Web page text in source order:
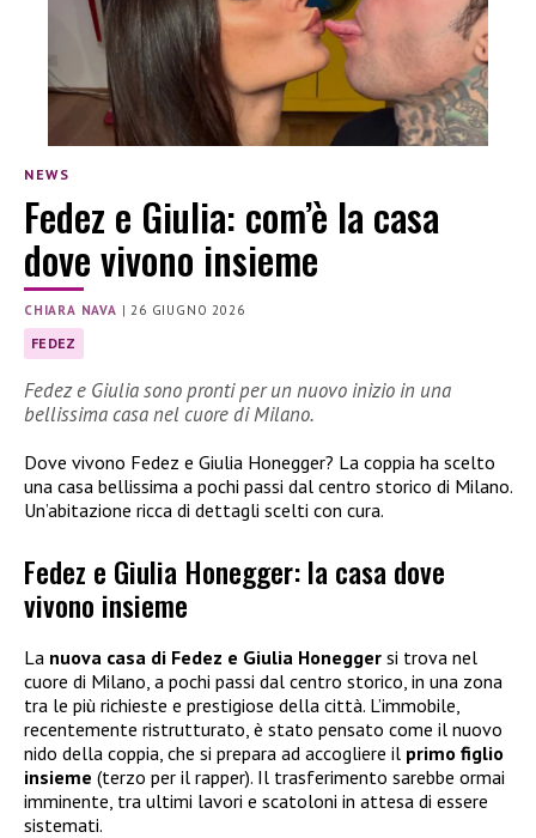
NEWS
Fedez e Giulia: com’è la casa
dove vivono insieme
CHIARA NAVA | 26 GIUGNO 2026
FEDEZ
Fedez e Giulia sono pronti per un nuovo inizio in una
bellissima casa nel cuore di Milano.
Dove vivono Fedez e Giulia Honegger? La coppia ha scelto
una casa bellissima a pochi passi dal centro storico di Milano.
Un’abitazione ricca di dettagli scelti con cura.
Fedez e Giulia Honegger: la casa dove
vivono insieme
La nuova casa di Fedez e Giulia Honegger si trova nel
cuore di Milano, a pochi passi dal centro storico, in una zona
tra le più richieste e prestigiose della città. L’immobile,
recentemente ristrutturato, è stato pensato come il nuovo
nido della coppia, che si prepara ad accogliere il primo figlio
insieme (terzo per il rapper). Il trasferimento sarebbe ormai
imminente, tra ultimi lavori e scatoloni in attesa di essere
sistemati.